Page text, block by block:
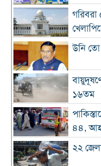
উনি তো
১৬তম
৪৪,
২২